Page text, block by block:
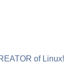
of Linux!